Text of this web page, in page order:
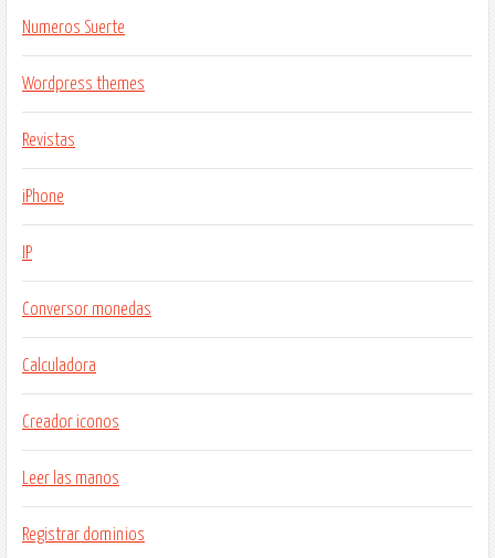
Numeros Suerte
Wordpress themes
Revistas
iPhone
IP
Conversor monedas
Calculadora
Creador iconos
Leer las manos
Registrar dominios